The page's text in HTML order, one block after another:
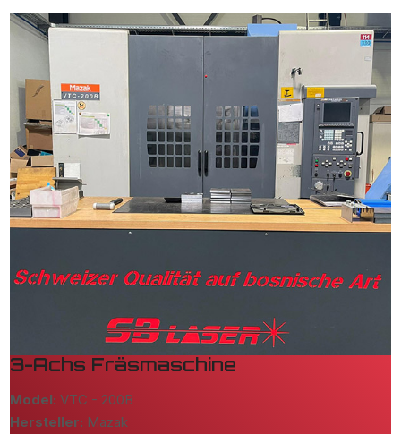
3-Achs Fräsmaschine
Model: VTC - 200B
Hersteller: Mazak